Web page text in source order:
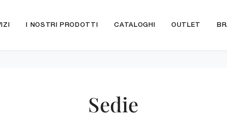
I NOSTRI PRODOTTI CATALOGHI OUTLET
Sedie